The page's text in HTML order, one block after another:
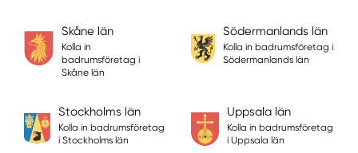
Skåne län
Kolla in
badrumsföretag i
Skåne län
Södermanlands län
Kolla in badrumsföretag i
Södermanlands län
Stockholms län
Kolla in badrumsföretag
i Stockholms län
Uppsala län
Kolla in badrumsföretag
i Uppsala län